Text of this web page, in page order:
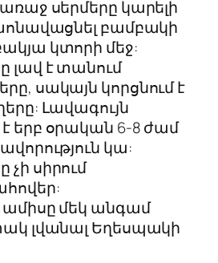
սերմերը կարելի
բամբակի
կտորի մեջ:
լավ է տանում
սակայն կորցնում է
Լավագույն
երբ օրական 6-8 ժամ
կա:
սիրում
ամիսը մեկ անգամ
լվանալ Եղեսպակի